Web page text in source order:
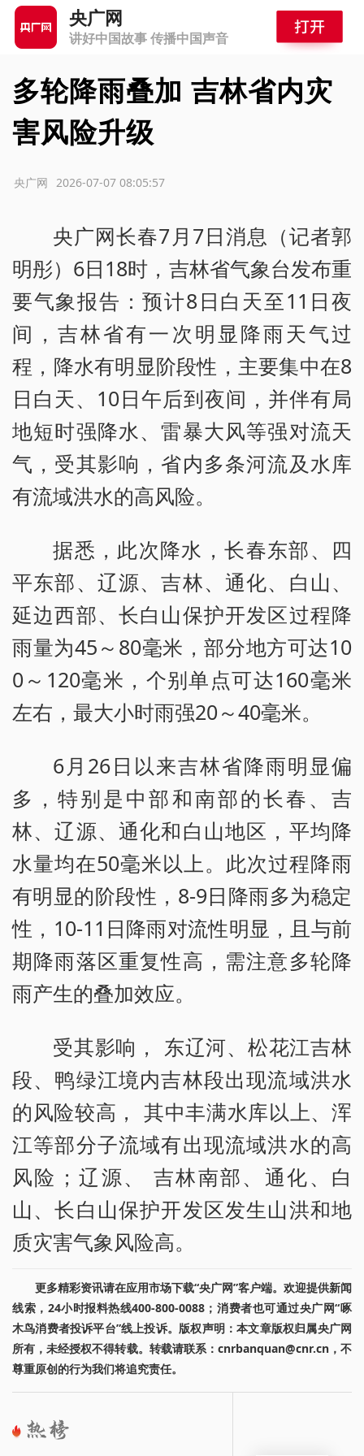
央广网
讲好中国故事 传播中国声音
多轮降雨叠加 吉林省内灾
害风险升级
2026-07-07 08:05:57
央广网
央广网长春7月7日消息（记者郭
明彤）6日18时，吉林省气象台发布重
要气象报告：预计8日白天至11日夜
间，吉林省有一次明显降雨天气过
程，降水有明显阶段性，主要集中在8
日白天、10日午后到夜间，并伴有局
地短时强降水、雷暴大风等强对流天
气，受其影响，省内多条河流及水库
有流域洪水的高风险。
据悉，此次降水，长春东部、四
平东部、辽源、吉林、通化、白山、
延边西部、长白山保护开发区过程降
雨量为45～80毫米，部分地方可达10
0～120毫米，个别单点可达160毫米
左右，最大小时雨强20～40毫米。
6月26日以来吉林省降雨明显偏
多，特别是中部和南部的长春、吉
林、辽源、通化和白山地区，平均降
水量均在50毫米以上。此次过程降雨
有明显的阶段性，8-9日降雨多为稳定
性，10-11日降雨对流性明显，且与前
期降雨落区重复性高，需注意多轮降
雨产生的叠加效应。
受其影响， 东辽河、松花江吉林
段、鸭绿江境内吉林段出现流域洪水
的风险较高， 其中丰满水库以上、浑
江等部分子流域有出现流域洪水的高
风险；辽源、 吉林南部、通化、白
山、长白山保护开发区发生山洪和地
质灾害气象风险高。
更多精彩资讯请在应用市场下载“央广网”客户端。欢迎提供新闻
线索，24小时报料热线400-800-0088；消费者也可通过央广网“啄
木鸟消费者投诉平台”线上投诉。版权声明：本文章版权归属央广网
所有，未经授权不得转载。转载请联系：cnrbanquan@cnr.cn，不
尊重原创的行为我们将追究责任。